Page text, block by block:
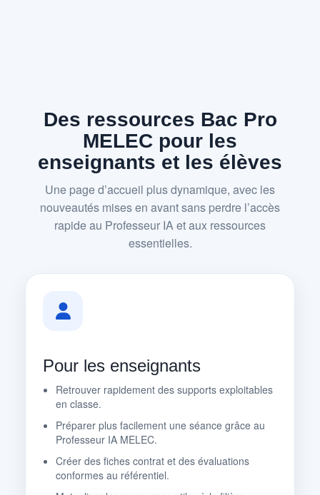
Des ressources Bac Pro
MELEC pour les
enseignants et les élèves
Une page d’accueil plus dynamique, avec les
nouveautés mises en avant sans perdre l’accès
rapide au Professeur IA et aux ressources
essentielles.
Pour les enseignants
Retrouver rapidement des supports exploitables
en classe.
Préparer plus facilement une séance grâce au
Professeur IA MELEC.
Créer des fiches contrat et des évaluations
conformes au référentiel.